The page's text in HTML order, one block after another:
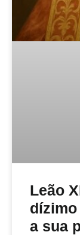
Leão
dízimo
a sua